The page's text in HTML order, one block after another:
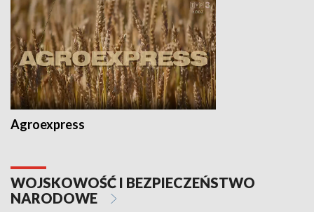
Agroexpress
WOJSKOWOŚĆ I BEZPIECZEŃSTWO
NARODOWE